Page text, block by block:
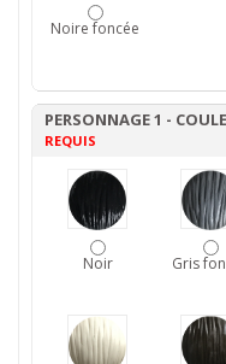
Noire foncée
PERSONNAGE 1 -
REQUIS
Noir Gris